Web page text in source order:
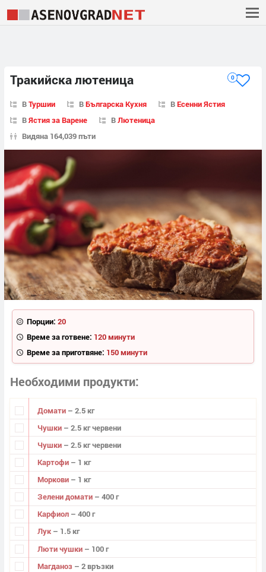
Тракийска лютеница 0
ВТуршии ВБългарска Кухня ВЕсенни Ястия
ВЯстия за Варене ВЛютеница
Видяна 164,039 пъти
Порции: 20
Време за готвене: 120 минути
Време за приготвяне: 150 минути
Необходими продукти
Домати – 2.5 кг
Чушки – 2.5 кг червени
Чушки – 2.5 кг червени
Картофи – 1 кг
Моркови – 1 кг
Зелени домати – 400 г
Карфиол – 400 г
Лук – 1.5 кг
Люти чушки – 100 г
Магданоз – 2 връзки